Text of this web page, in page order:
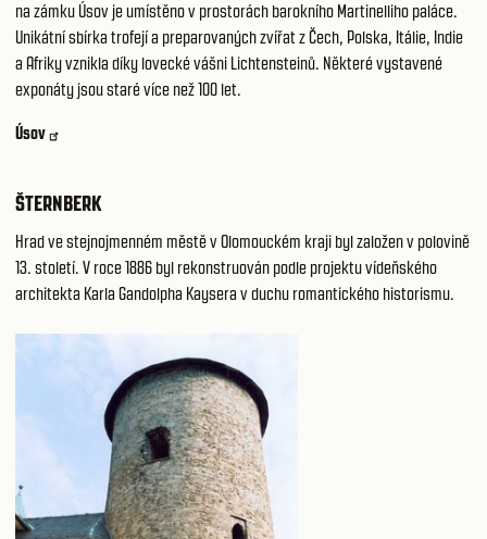
na zámku Úsov je umístěno v prostorách barokního Martinelliho paláce.
Unikátní sbírka trofejí a preparovaných zvířat z Čech, Polska, Itálie, Indie
a Afriky vznikla díky lovecké vášni Lichtensteinů. Některé vystavené
exponáty jsou staré více než 100 let.
Úsov
ŠTERNBERK
Hrad ve stejnojmenném městě v Olomouckém kraji byl založen v polovině
13. století. V roce 1886 byl rekonstruován podle projektu vídeňského
architekta Karla Gandolpha Kaysera v duchu romantického historismu.